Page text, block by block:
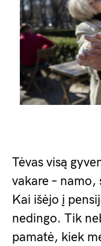
Tėvas visą
vakare – namo,
Kai išėjo į
nedingo. Tik
pamatė, kiek